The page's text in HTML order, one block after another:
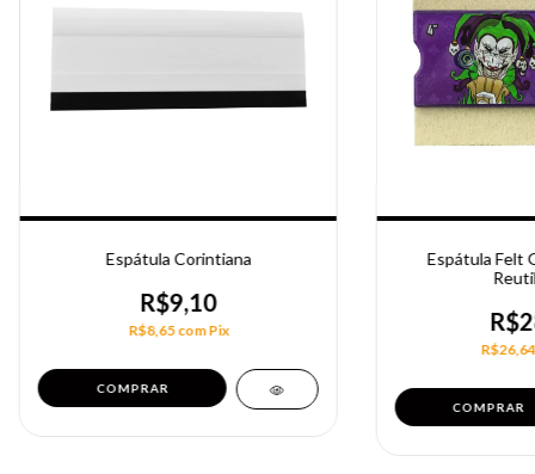
Espátula Corintiana
R$9,10
R$8,65comPix
Espátula Felt